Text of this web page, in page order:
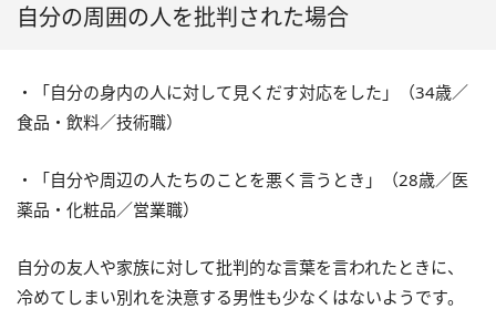
自分の周囲の人を批判された場合
・「自分の身内の人に対して見くだす対応をした」（34歳／
食品・飲料／技術職）
・「自分や周辺の人たちのことを悪く言うとき」（28歳／医
薬品・化粧品／営業職）
自分の友人や家族に対して批判的な言葉を言われたときに、
冷めてしまい別れを決意する男性も少なくはないようです。